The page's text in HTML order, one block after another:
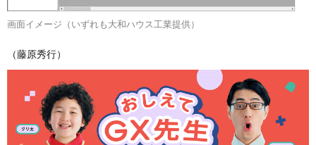
画面イメージ（いずれも大和ハウス工業提供）
（藤原秀行）